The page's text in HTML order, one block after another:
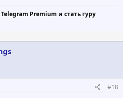
Premium и стать гуру
#18